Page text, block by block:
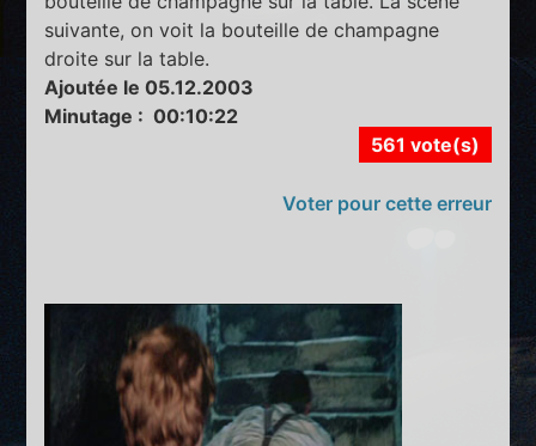
suivante, on voit la bouteille de champagne
droite sur la table.
Ajoutée le 05.12.2003
Minutage : 00:10:22
561 vote(s)
Voter pour cette erreur